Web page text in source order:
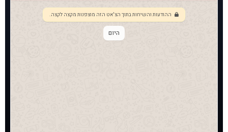
ההודעות והשיחות בתוך הצ'אט הזה מוצפנות מקצה לקצה.
היום